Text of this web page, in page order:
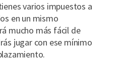
varios impuestos a
en un mismo
mucho más fácil de
jugar con ese mínimo